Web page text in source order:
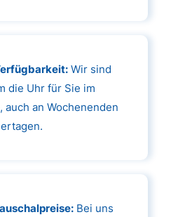
Wir sind
die Uhr für Sie im
auch an Wochenenden
Bei uns